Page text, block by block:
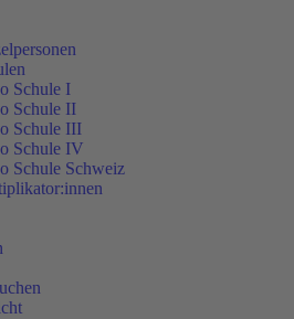
Schule I
Schule II
Schule III
Schule IV
Schule Schweiz